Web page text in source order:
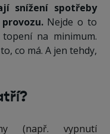
snížení spotřeby
Nejde o to
na minimum.
co má. A jen tehdy,
(např. vypnutí